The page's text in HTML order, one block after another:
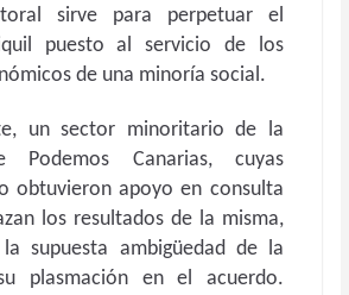
sirve para perpetuar el
puesto al servicio de los
de una minoría social.
un sector minoritario de la
Podemos Canarias, cuyas
obtuvieron apoyo en consulta
los resultados de la misma,
la supuesta ambigüedad de la
plasmación en el acuerdo.